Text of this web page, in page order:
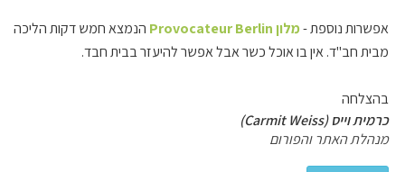
אפשרות נוספת -מלון Provocateur Berlin
הנמצא חמש דקות הליכה
מבית חב"ד. אין בו אוכל כשר אבל אפשר להיעזר בבית חבד.
בהצלחה
כרמית וייס (Carmit Weiss)
מנהלת האתר והפורום